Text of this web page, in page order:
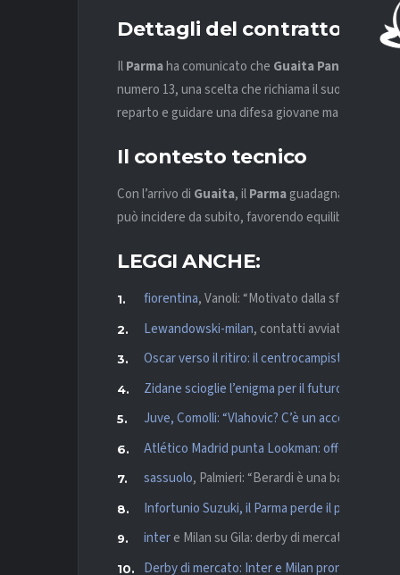
Dettagli del contratto
IlParmaha comunicato che Guaita Panadero
numero 13, una scelta che richiama il suo
reparto e guidare una difesa giovane ma
Il contesto tecnico
Con l’arrivo di Guaita, ilParmaguadagna un
può incidere da subito, favorendo equilibrio e
LEGGI ANCHE:
fiorentina, Vanoli: “Motivato dalla sfida, sono
Lewandowski-milan, contatti avviati:
Oscar verso il ritiro: il centrocampista del São
Zidane scioglie l’enigma per il futuro:
Juve, Comolli: “Vlahovic? C’è un accordo, ne
Atlético Madrid punta Lookman: offerta da 60
sassuolo, Palmieri: “Berardi è una bandiera.
Infortunio Suzuki, il Parma perde il proprio
intere Milan su Gila: derby di mercato per il
Derby di mercato: Inter e Milan pronte a